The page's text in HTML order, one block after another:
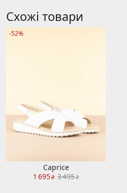
Схожі товари
-52%
Caprice
1 695₴ 3 495₴